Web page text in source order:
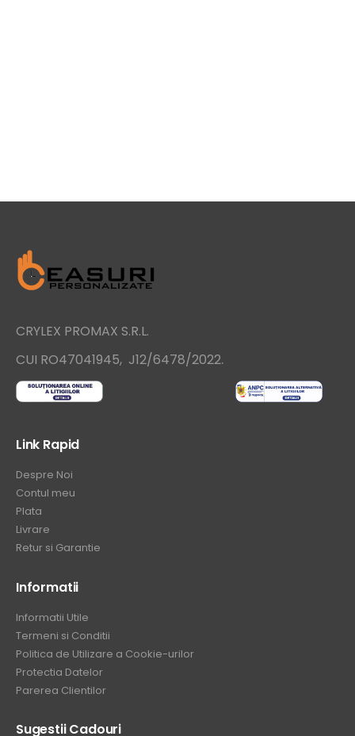
CRYLEX PROMAX S.R.L.
CUI RO47041945, J12/6478/2022.
Link Rapid
Despre Noi
Contul meu
Plata
Livrare
Retur si Garantie
Informatii
Informatii Utile
Termeni si Conditii
Politica de Utilizare a Cookie-urilor
Protectia Datelor
Parerea Clientilor
Sugestii Cadouri